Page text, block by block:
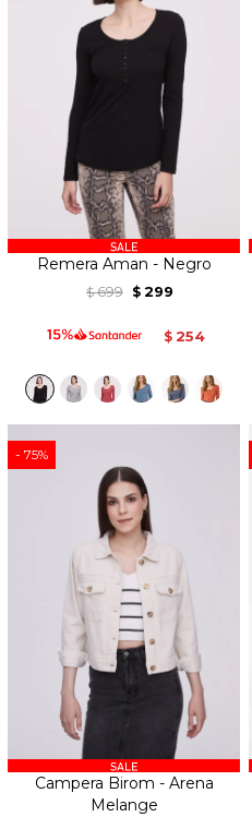
Remera Aman - Negro
$ 699 $ 299
$ 254
75
Campera Birom - Arena
Melange